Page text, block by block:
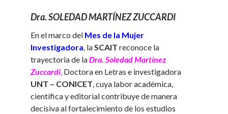
Dra. SOLEDAD MARTÍNEZ ZUCCARDI
En el marco del Mes de la Mujer
Investigadora, laSCAIT reconoce la
trayectoria de laDra. Soledad Martínez
Zuccardi, Doctora en Letras e investigadora
UNT – CONICET, cuya labor académica,
científica y editorial contribuye de manera
decisiva al fortalecimiento de los estudios